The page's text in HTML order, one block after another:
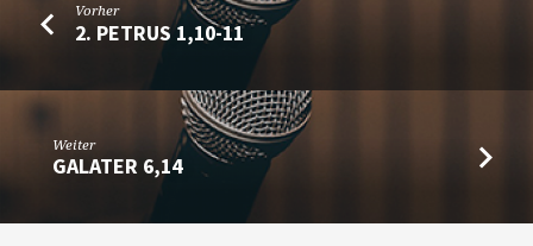
Vorher
2. PETRUS 1,10-11
Weiter
GALATER 6,14